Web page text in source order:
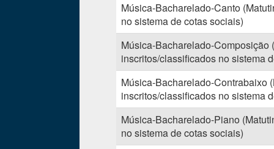
Música-Bacharelado-Canto
no sistema de cotas sociais)
Música-Bacharelado-Composição
inscritos/classificados no sistema
Música-Bacharelado-Contrabaixo
inscritos/classificados no sistema
Música-Bacharelado-Piano
no sistema de cotas sociais)